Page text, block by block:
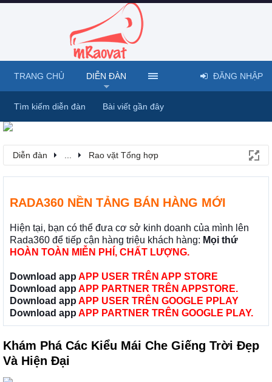
Diễn đàn Rao vặt Tổng hợp
RADA360 NỀN TẢNG BÁN HÀNG MỚI
Hiện tại, bạn có thể đưa cơ sở kinh doanh của mình lên
Rada360 để tiếp cận hàng triệu khách hàng: Mọi thứ
HOÀN TOÀN MIỄN PHÍ, CHẤT LƯỢNG.
Download app APP USER TRÊN APP STORE
Download app APP PARTNER TRÊN APPSTORE.
Download app APP USER TRÊN GOOGLE PPLAY
Download app APP PARTNER TRÊN GOOGLE PLAY.
Khám Phá Các Kiểu Mái Che Giếng Trời Đẹp
Và Hiện Đại
TRANG CHỦ DIỄN ĐÀN
Tìm kiếm diễn đàn Bài viết gần đây
ĐĂNG NHẬP